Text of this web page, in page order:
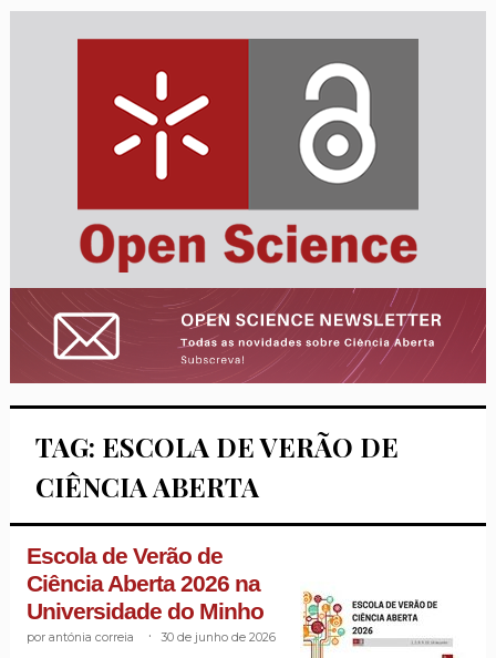
TAG: ESCOLA DE VERÃO DE
CIÊNCIA ABERTA
Escola de Verão de
Ciência Aberta 2026 na
Universidade do Minho
antónia correia 30 de junho de 2026